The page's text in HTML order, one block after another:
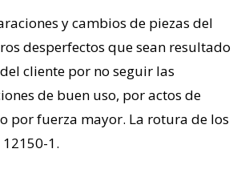
y cambios de piezas del
desperfectos que sean resultado
cliente por no seguir las
de buen uso, por actos de
por fuerza mayor. La rotura de los
1.